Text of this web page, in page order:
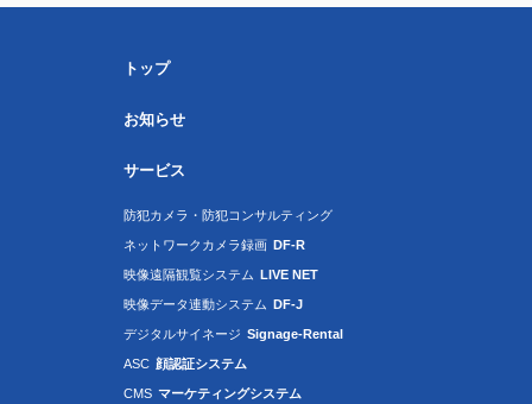
トップ
お知らせ
サービス
防犯カメラ・防犯コンサルティング
ネットワークカメラ録画 DF-R
映像遠隔観覧システム LIVE NET
映像データ連動システム DF-J
デジタルサイネージ Signage-Rental
ASC 顔認証システム
CMS マーケティングシステム